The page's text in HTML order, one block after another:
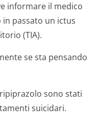
informare il medico
in passato un ictus
(TIA).
se sta pensando
sono stati
suicidari.